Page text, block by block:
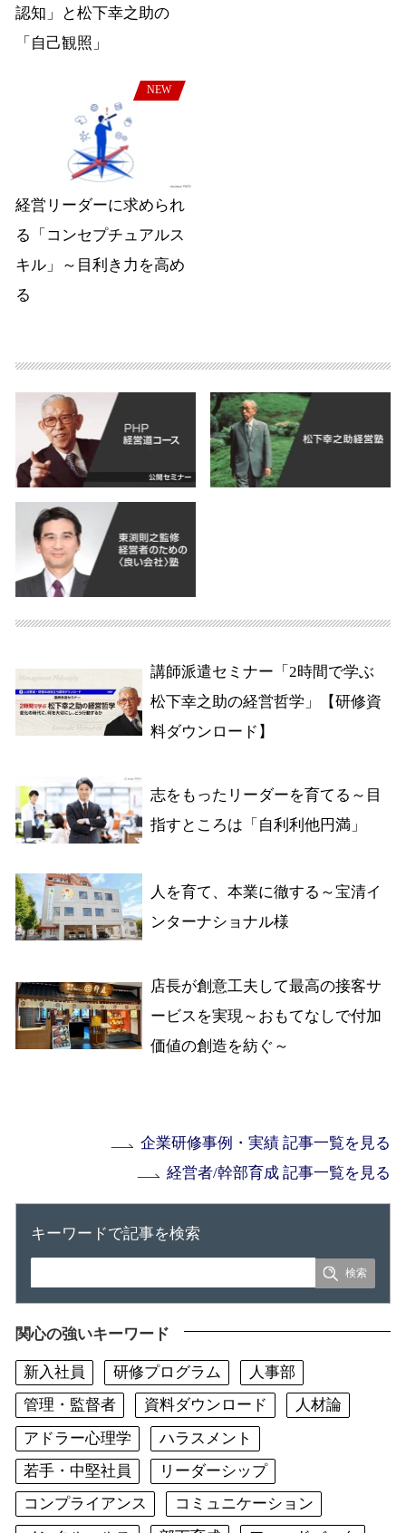
認知」と松下幸之助の
「自己観照」
NEW
経営リーダーに求められ
る「コンセプチュアルス
キル」～目利き力を高め
る
講師派遣セミナー「2時間で学ぶ
松下幸之助の経営哲学」【研修資
料ダウンロード】
志をもったリーダーを育てる～目
指すところは「自利利他円満」
人を育て、本業に徹する～宝清イ
ンターナショナル様
店長が創意工夫して最高の接客サ
ービスを実現～おもてなしで付加
価値の創造を紡ぐ～
企業研修事例・実績 記事一覧を見る
経営者/幹部育成 記事一覧を見る
キーワードで記事を検索
関心の強いキーワード
新入社員 研修プログラム
人事部
管理・監督者
資料ダウンロード
人材論
アドラー心理学
ハラスメント
若手・中堅社員
リーダーシップ
コンプライアンス
コミュニケーション